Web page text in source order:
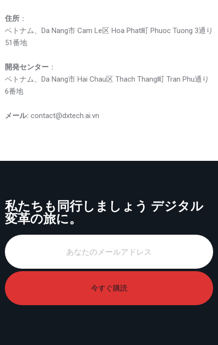
住所 ：
ベトナム、Da Nang市 Cam Le区 Hoa Phat町 Phuoc Tuong 3通り
51番地
開発センター ：
ベトナム、Da Nang市 Hai Chau区 Thach Thang町 Tran Phu通り
6番地
メール: contact@dxtech.ai.vn
私たちも同行しましょう デジタル
変革の旅に。
今すぐ購読